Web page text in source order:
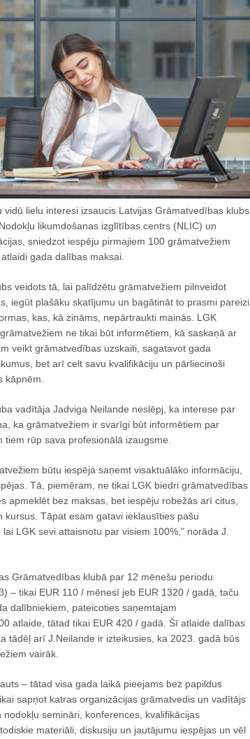
lielu interesi izsaucis Latvijas Grāmatvedības klubs
likumdošanas izglītības centrs (NLIC) un
sniedzot iespēju pirmajiem 100 grāmatvežiem
gada dalības maksai.
veidots tā, lai palīdzētu grāmatvežiem pilnveidot
iegūt plašāku skatījumu un bagātināt to prasmi pareizi
kas, kā zināms, nepārtraukti mainās. LGK
ne tikai būt informētiem, kā saskaņā ar
veikt grāmatvedības uzskaiti, sagatavot gada
bet arī celt savu kvalifikāciju un pārliecinoši
kāpnēm.
vadītāja Jadviga Neilande neslēpj, ka interese par
ka grāmatvežiem ir svarīgi būt informētiem par
rūp sava profesionālā izaugsme.
būtu iespēja saņemt visaktuālāko informāciju,
Tā, piemēram, ne tikai LGK biedri grāmatvedības
apmeklēt bez maksas, bet iespēju robežās arī citus,
kursus. Tāpat esam gatavi ieklausīties pašu
LGK sevi attaisnotu par visiem 100%,” norāda J.
Grāmatvedības klubā par 12 mēnešu periodu
– tikai EUR 110 / mēnesī jeb EUR 1320 / gadā, taču
dalībniekiem, pateicoties saņemtajam
atlaide, tātad tikai EUR 420 / gadā. Šī atlaide dalības
tādēļ arī J.Neilande ir izteikusies, ka 2023. gadā būs
vairāk.
– tātad visa gada laikā pieejams bez papildus
sapņot katras organizācijas grāmatvedis un vadītājs
semināri, konferences, kvalifikācijas
materiāli, diskusiju un jautājumu iespējas un vēl